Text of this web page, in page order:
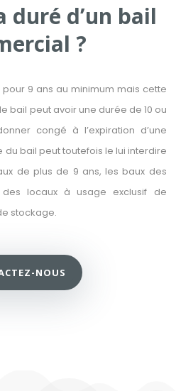
duré d’un bail
?
9 ans au minimum mais cette
bail peut avoir une durée de 10 ou
congé à l’expiration d’une
du bail peut toutefois le lui interdire
de plus de 9 ans, les baux des
des locaux à usage exclusif de
stockage.
NOUS